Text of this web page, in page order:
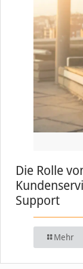
Die Rolle
Support
Mehr